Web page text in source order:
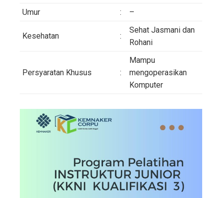
Umur
: –
Kesehatan :
Sehat Jasmani dan
Rohani
Persyaratan Khusus :
Mampu
mengoperasikan
Komputer